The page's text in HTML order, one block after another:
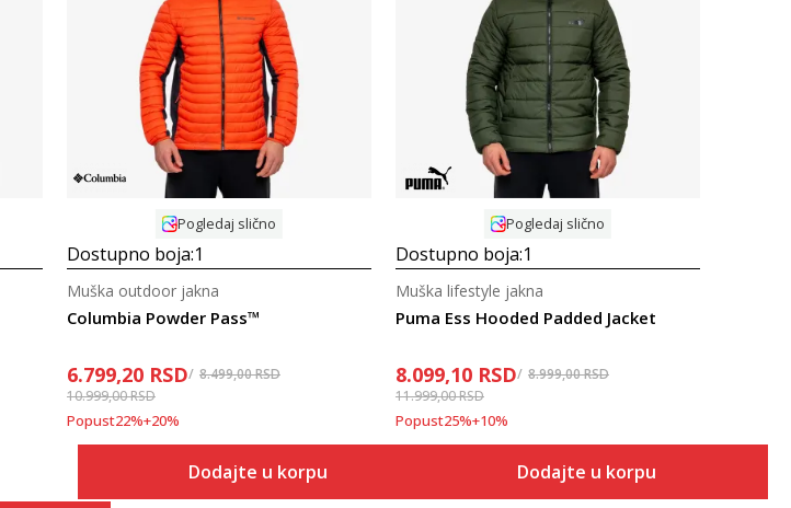
Uporedi
Pogledaj slično
Dostupno boja:1
Columbia Powder Pass™
Muška outdoor jakna
6.799,20 RSD 8.499,00RSD
10.999,00RSD
Popust22%+20%
Dodajte u korpu
Uporedi
Pogledaj slično
Dostupno boja:1
Puma Ess Hooded Padded Jacket
Muška lifestyle jakna
8.099,10 RSD 8.999,00RSD
11.999,00RSD
Popust25%+10%
Dodajte u korpu